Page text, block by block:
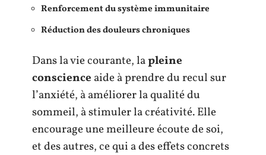
Renforcement du système immunitaire
Réduction des douleurs chroniques
Dans la vie courante, lapleine
conscience aide à prendre du recul sur
l’anxiété, à améliorer la qualité du
sommeil, à stimuler la créativité. Elle
encourage une meilleure écoute de soi,
et des autres, ce qui a des effets concrets